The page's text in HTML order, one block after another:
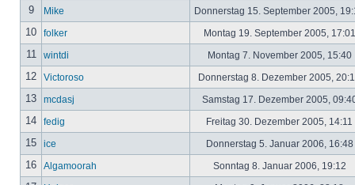
9 Mike Donnerstag 15. September 2005,
10 folker Montag 19. September 2005,
11 wintdi Montag 7. November 2005, 15:40
12 Victoroso Donnerstag 8. Dezember 2005,
13 mcdasj Samstag 17. Dezember 2005,
14 fedig Freitag 30. Dezember 2005, 14:11
15 ice Donnerstag 5. Januar 2006, 16:48
16 Algamoorah Sonntag 8. Januar 2006, 19:12